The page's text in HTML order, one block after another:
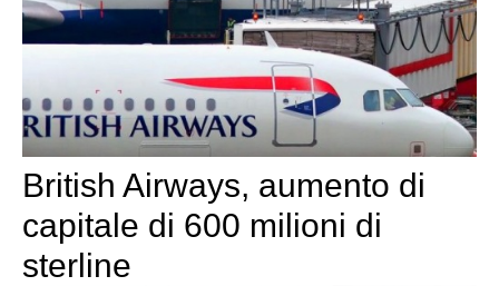
British Airways, aumento di
capitale di 600 milioni di
sterline